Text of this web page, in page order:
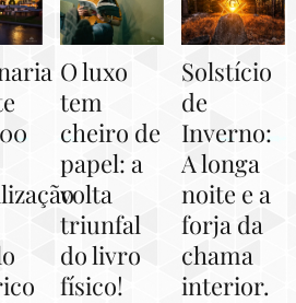
O luxo
tem
cheiro de
papel: a
volta
triunfal
do livro
físico!
Solstício
de
Inverno:
A longa
noite e a
forja da
chama
interior.